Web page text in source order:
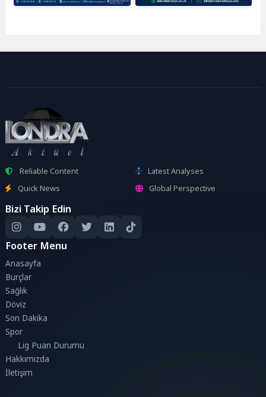
Reliable Content
Latest Analyses
Quick News
Global Perspective
Bizi Takip Edin
Footer Menu
Anasayfa
Burçlar
Sağlık
Döviz
Son Dakika
Spor
Lig Puan Durumu
Hakkımızda
İletişim